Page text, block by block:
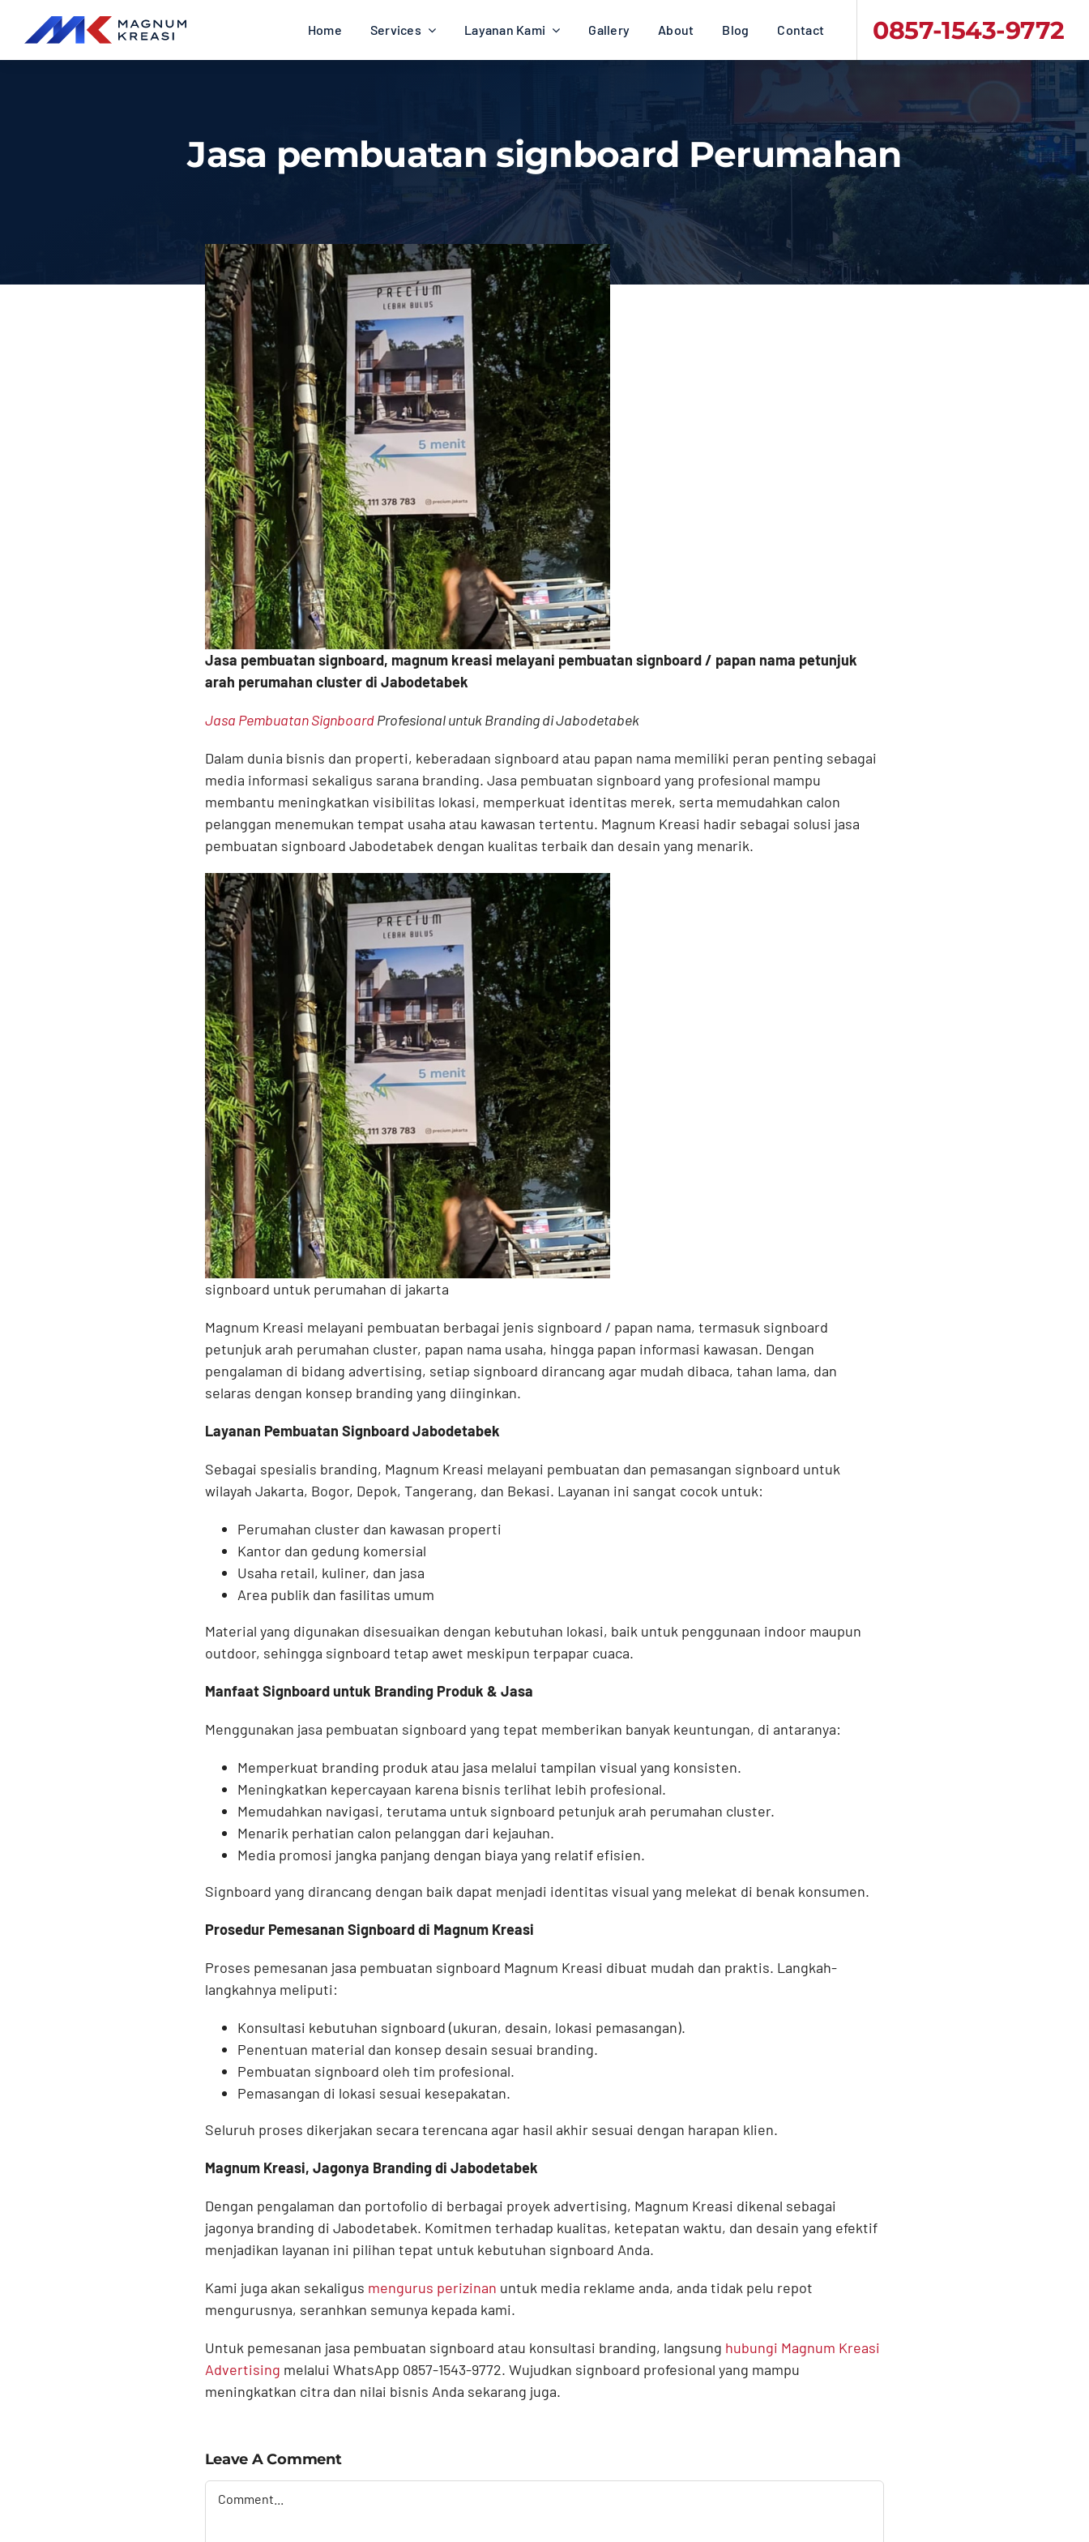
Home Services Layanan Kami Gallery About Blog Contact 0857-1543-9772
Jasa pembuatan signboard Perumahan
Jasa pembuatan signboard, magnum kreasi melayani pembuatan signboard / papan nama petunjuk
arah perumahan cluster di Jabodetabek
Jasa Pembuatan SignboardProfesional untuk Branding di Jabodetabek
Dalam dunia bisnis dan properti, keberadaan signboard atau papan nama memiliki peran penting sebagai
media informasi sekaligus sarana branding. Jasa pembuatan signboard yang profesional mampu
membantu meningkatkan visibilitas lokasi, memperkuat identitas merek, serta memudahkan calon
pelanggan menemukan tempat usaha atau kawasan tertentu. Magnum Kreasi hadir sebagai solusi jasa
pembuatan signboard Jabodetabek dengan kualitas terbaik dan desain yang menarik.
signboard untuk perumahan di jakarta
Magnum Kreasi melayani pembuatan berbagai jenis signboard / papan nama, termasuk signboard
petunjuk arah perumahan cluster, papan nama usaha, hingga papan informasi kawasan. Dengan
pengalaman di bidang advertising, setiap signboard dirancang agar mudah dibaca, tahan lama, dan
selaras dengan konsep branding yang diinginkan.
Layanan Pembuatan Signboard Jabodetabek
Sebagai spesialis branding, Magnum Kreasi melayani pembuatan dan pemasangan signboard untuk
wilayah Jakarta, Bogor, Depok, Tangerang, dan Bekasi. Layanan ini sangat cocok untuk:
Perumahan cluster dan kawasan properti
Kantor dan gedung komersial
Usaha retail, kuliner, dan jasa
Area publik dan fasilitas umum
Material yang digunakan disesuaikan dengan kebutuhan lokasi, baik untuk penggunaan indoor maupun
outdoor, sehingga signboard tetap awet meskipun terpapar cuaca.
Manfaat Signboard untuk Branding Produk & Jasa
Menggunakan jasa pembuatan signboard yang tepat memberikan banyak keuntungan, di antaranya:
Memperkuat branding produk atau jasa melalui tampilan visual yang konsisten.
Meningkatkan kepercayaan karena bisnis terlihat lebih profesional.
Memudahkan navigasi, terutama untuk signboard petunjuk arah perumahan cluster.
Menarik perhatian calon pelanggan dari kejauhan.
Media promosi jangka panjang dengan biaya yang relatif efisien.
Signboard yang dirancang dengan baik dapat menjadi identitas visual yang melekat di benak konsumen.
Prosedur Pemesanan Signboard di Magnum Kreasi
Proses pemesanan jasa pembuatan signboard Magnum Kreasi dibuat mudah dan praktis. Langkah-
langkahnya meliputi:
Konsultasi kebutuhan signboard (ukuran, desain, lokasi pemasangan).
Penentuan material dan konsep desain sesuai branding.
Pembuatan signboard oleh tim profesional.
Pemasangan di lokasi sesuai kesepakatan.
Seluruh proses dikerjakan secara terencana agar hasil akhir sesuai dengan harapan klien.
Magnum Kreasi, Jagonya Branding di Jabodetabek
Dengan pengalaman dan portofolio di berbagai proyek advertising, Magnum Kreasi dikenal sebagai
jagonya branding di Jabodetabek. Komitmen terhadap kualitas, ketepatan waktu, dan desain yang efektif
menjadikan layanan ini pilihan tepat untuk kebutuhan signboard Anda.
Kami juga akan sekaligus mengurus perizinan untuk media reklame anda, anda tidak pelu repot
mengurusnya, seranhkan semunya kepada kami.
Untuk pemesanan jasa pembuatan signboard atau konsultasi branding, langsung hubungi Magnum Kreasi
Advertising melalui WhatsApp 0857-1543-9772. Wujudkan signboard profesional yang mampu
meningkatkan citra dan nilai bisnis Anda sekarang juga.
Leave A Comment